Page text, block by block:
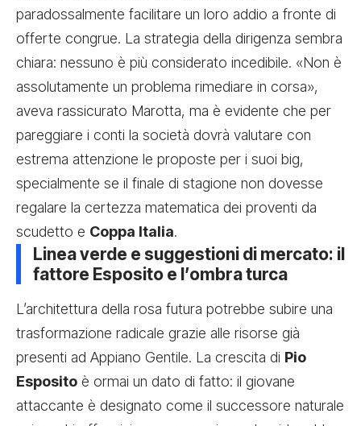
paradossalmente facilitare un loro addio a fronte di
offerte congrue. La strategia della dirigenza sembra
chiara: nessuno è più considerato incedibile. «Non è
assolutamente un problema rimediare in corsa»,
aveva rassicurato Marotta, ma è evidente che per
pareggiare i conti la società dovrà valutare con
estrema attenzione le proposte per i suoi big,
specialmente se il finale di stagione non dovesse
regalare la certezza matematica dei proventi da
scudetto e Coppa Italia.
Linea verde e suggestioni di mercato: il
fattore Esposito e l’ombra turca
L’architettura della rosa futura potrebbe subire una
trasformazione radicale grazie alle risorse già
presenti ad Appiano Gentile. La crescita di Pio
Esposito è ormai un dato di fatto: il giovane
attaccante è designato come il successore naturale